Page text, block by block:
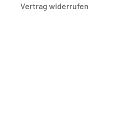
Vertrag widerrufen